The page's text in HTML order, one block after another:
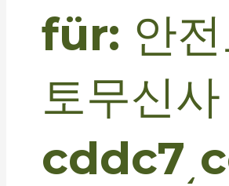
für: 안
토무신사